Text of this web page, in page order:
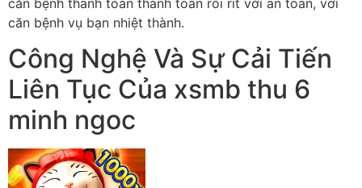
căn bệnh vụ bạn nhiệt thành.
Công Nghệ Và Sự Cải Tiến
Liên Tục Của xsmb thu 6
minh ngoc